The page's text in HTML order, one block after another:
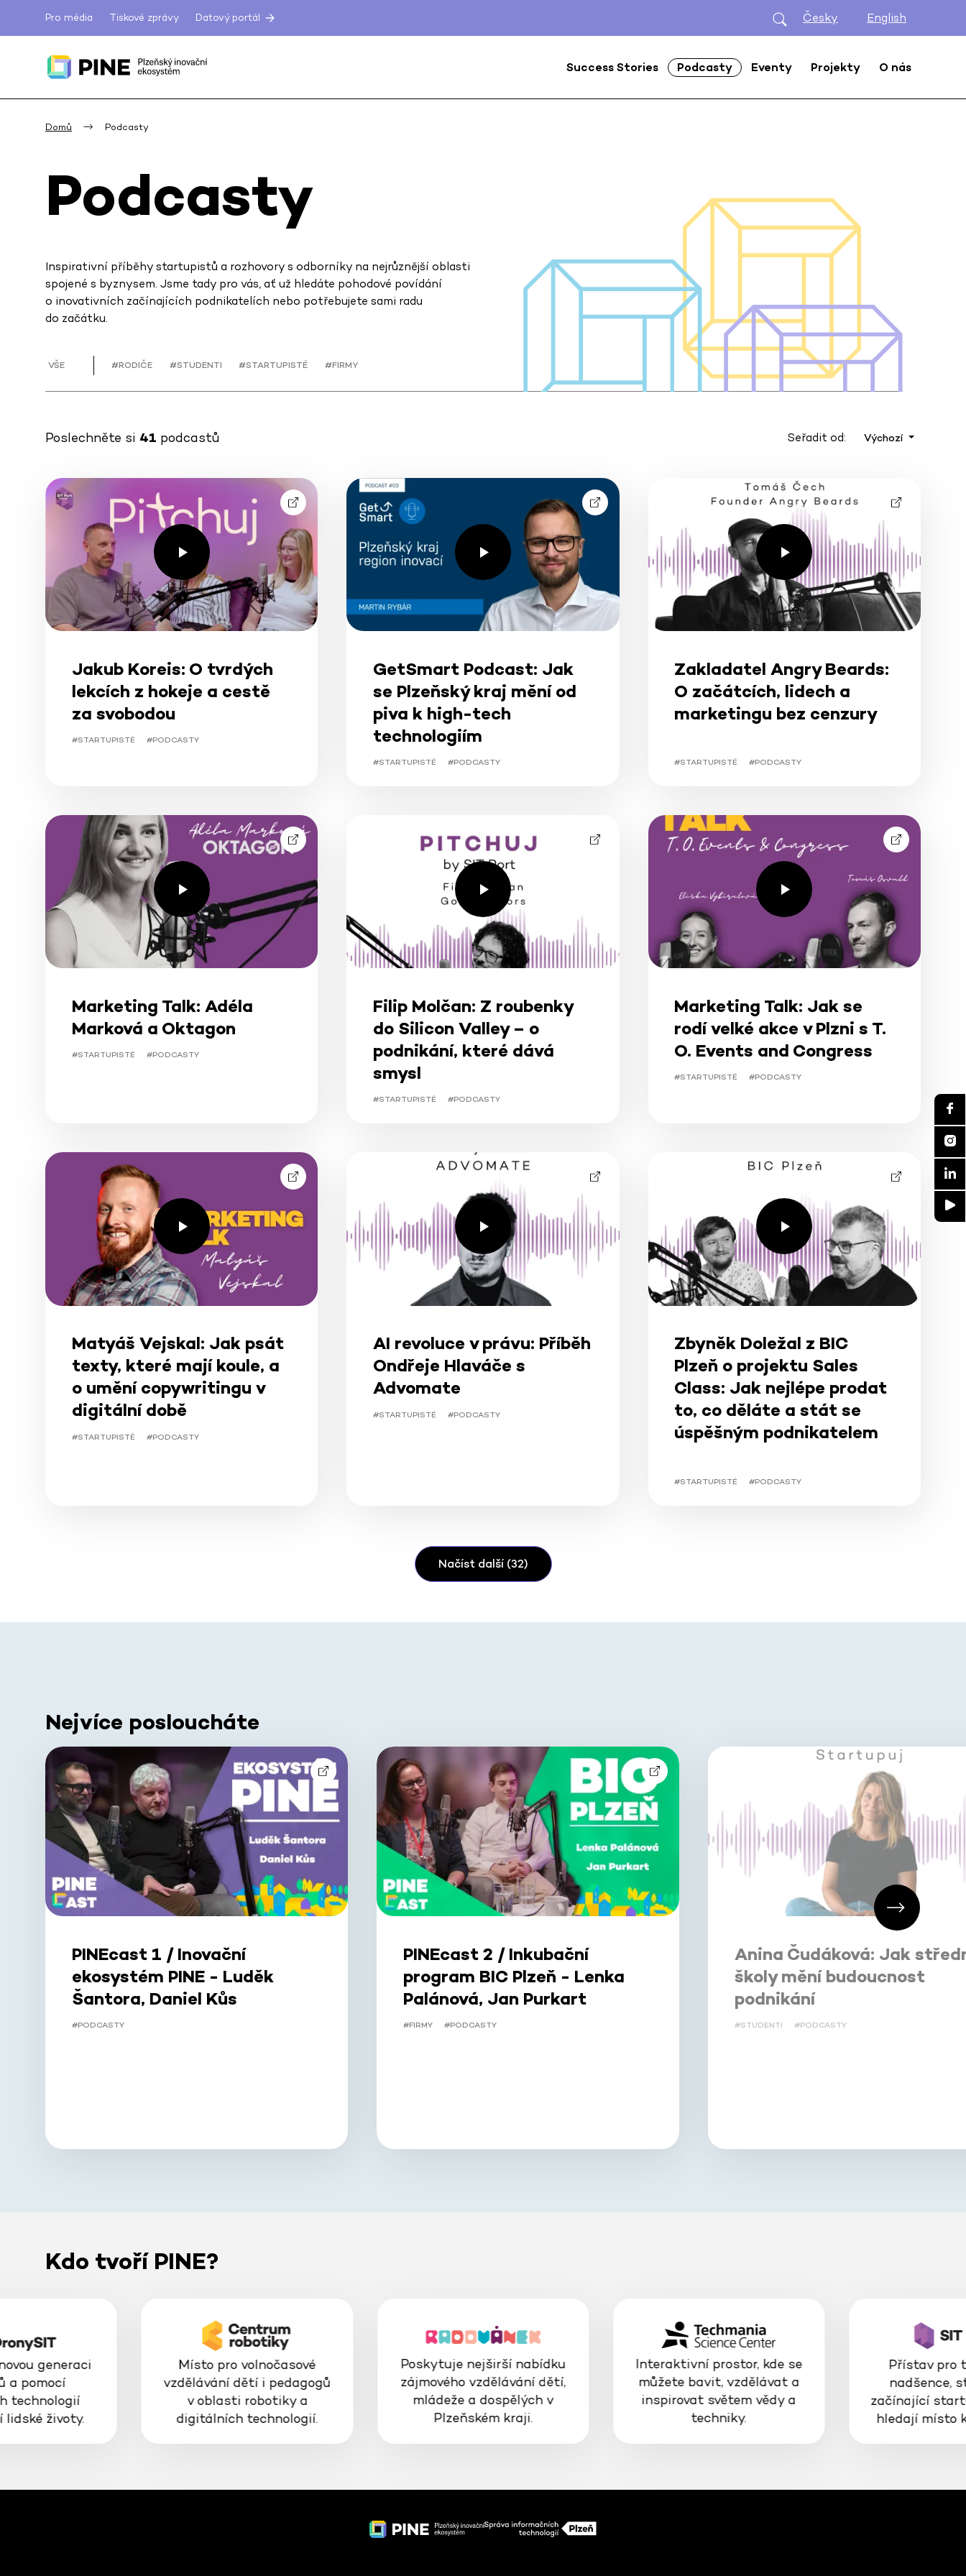
Pro média Tiskové zprávy Datový portál Česky English
Success Stories Podcasty Eventy Projekty O nás
Domů Podcasty
Podcasty
Inspirativní příběhy startupistů a rozhovory s odborníky na nejrůznější oblasti
spojené s byznysem. Jsme tady pro vás, ať už hledáte pohodové povídání
o inovativních začínajících podnikatelích nebo potřebujete sami radu
do začátku.
VŠE #RODIČE #STUDENTI #STARTUPISTÉ #FIRMY
Poslechněte si 41 podcastů Seřadit od: Výchozí
Jakub Koreis: O tvrdých
lekcích z hokeje a cestě
za svobodou
#STARTUPISTÉ #PODCASTY
GetSmart Podcast: Jak
se Plzeňský kraj mění od
piva k high-tech
technologiím
#STARTUPISTÉ #PODCASTY
Zakladatel Angry Beards:
O začátcích, lidech a
marketingu bez cenzury
#STARTUPISTÉ #PODCASTY
Marketing Talk: Adéla
Marková a Oktagon
#STARTUPISTÉ #PODCASTY
Filip Molčan: Z roubenky
do Silicon Valley – o
podnikání, které dává
smysl
#STARTUPISTÉ #PODCASTY
Marketing Talk: Jak se
rodí velké akce v Plzni s T.
O. Events and Congress
#STARTUPISTÉ #PODCASTY
Matyáš Vejskal: Jak psát
texty, které mají koule, a
o umění copywritingu v
digitální době
#STARTUPISTÉ #PODCASTY
AI revoluce v právu: Příběh
Ondřeje Hlaváče s
Advomate
#STARTUPISTÉ #PODCASTY
Zbyněk Doležal z BIC
Plzeň o projektu Sales
Class: Jak nejlépe prodat
to, co děláte a stát se
úspěšným podnikatelem
#STARTUPISTÉ #PODCASTY
Načíst další (32)
Nejvíce posloucháte
PINEcast 1 / Inovační
ekosystém PINE - Luděk
Šantora, Daniel Kůs
#PODCASTY
PINEcast 2 / Inkubační
program BIC Plzeň - Lenka
Palánová, Jan Purkart
#FIRMY #PODCASTY
Anina Čudáková: Jak
školy mění budoucnost
podnikání
#STUDENTI #PODCASTY
Kdo tvoří PINE?
generaci
a pomocí
technologií
lidské životy.
Místo pro volnočasové
vzdělávání dětí i pedagogů
v oblasti robotiky a
digitálních technologií.
Poskytuje nejširší nabídku
zájmového vzdělávání dětí,
mládeže a dospělých v
Plzeňském kraji.
Interaktivní prostor, kde se
můžete bavit, vzdělávat a
inspirovat světem vědy a
techniky.
Přístav pro
nadšence,
začínající
hledají místo